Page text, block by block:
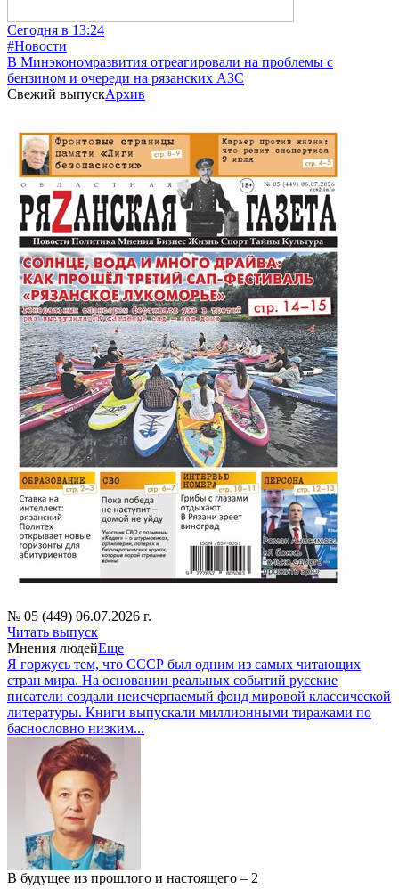
Сегодня в 13:24
#Новости
В Минэкономразвития отреагировали на проблемы с
бензином и очереди на рязанских АЗС
Свежий выпускАрхив
№ 05 (449) 06.07.2026 г.
Читать выпуск
Мнения людейЕще
Я горжусь тем, что СССР был одним из самых читающих
стран мира. На основании реальных событий русские
писатели создали неисчерпаемый фонд мировой классической
литературы. Книги выпускали миллионными тиражами по
баснословно низким...
В будущее из прошлого и настоящего – 2